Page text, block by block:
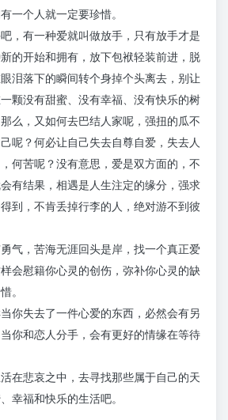
一个人就一定要珍惜。
，有一种爱就叫做放手，只有放手才是
的开始和拥有，放下包袱轻装前进，脱
泪落下的瞬间转个身掉个头离去，别让
颗没有甜蜜、没有幸福、没有快乐的树
么，又如何去巴结人家呢，强扭的瓜不
呢？何必让自己失去自尊自爱，失去人
何苦呢？没有意思，爱是双方面的，不
有结果，相遇是人生注定的缘分，强求
到，不肯丢掉行李的人，绝对游不到彼
气，苦海无涯回头是岸，找一个真正爱
会慰籍你心灵的创伤，弥补你心灵的缺
。
你失去了一件心爱的东西，必然会有另
你和恋人分手，会有更好的情缘在等待
在悲哀之中，去寻找那些属于自己的天
幸福和快乐的生活吧。